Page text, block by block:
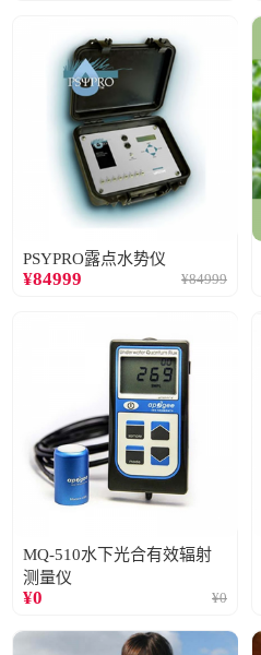
PSYPRO露点水势仪
¥84999 ¥84999
MQ-510水下光合有效辐射
测量仪
¥0 ¥0